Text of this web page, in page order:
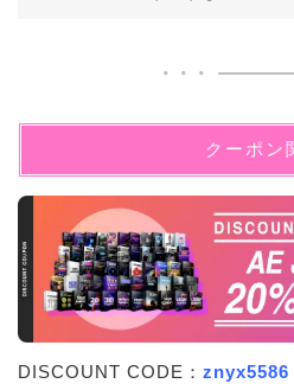
クーポン
DISCOUNT CODE： znyx5586